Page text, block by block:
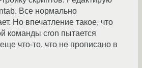
Все нормально
Но впечатление такое, что
команды cron пытается
что-то, что не прописано в